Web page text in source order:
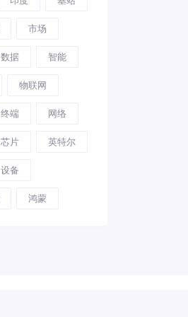
市场
数据 智能
物联网
终端 网络
芯片 英特尔
设备
鸿蒙